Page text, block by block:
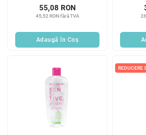
45,52 RON fără TVA
55,08 RON
Adaugă în Coş
REDUCERE